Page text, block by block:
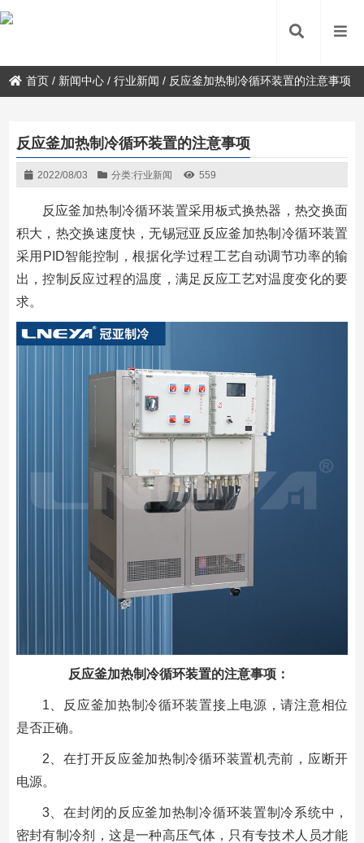
首页 / 新闻中心 /行业新闻 / 反应釜加热制冷循环装置的注意事项
反应釜加热制冷循环装置的注意事项
2022/08/03 分类:行业新闻 559
反应釜加热制冷循环装置采用板式换热器，热交换面
积大，热交换速度快，无锡冠亚反应釜加热制冷循环装置
采用PID智能控制，根据化学过程工艺自动调节功率的输
出，控制反应过程的温度，满足反应工艺对温度变化的要
求。
反应釜加热制冷循环装置的注意事项：
1、反应釜加热制冷循环装置接上电源，请注意相位
是否正确。
2、在打开反应釜加热制冷循环装置机壳前，应断开
电源。
3、在封闭的反应釜加热制冷循环装置制冷系统中，
密封有制冷剂，这是一种高压气体，只有专技术人员才能